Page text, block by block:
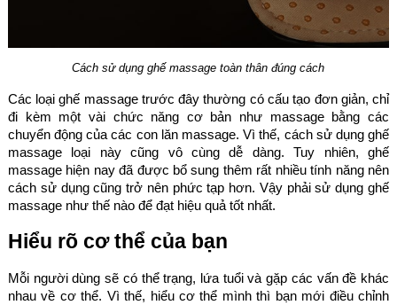
Cách sử dụng ghế massage toàn thân đúng cách
Các loại ghế massage trước đây thường có cấu tạo đơn giản, chỉ
đi kèm một vài chức năng cơ bản như massage bằng các
chuyển động của các con lăn massage. Vì thế, cách sử dụng ghế
massage loại này cũng vô cùng dễ dàng. Tuy nhiên, ghế
massage hiện nay đã được bổ sung thêm rất nhiều tính năng nên
cách sử dụng cũng trở nên phức tạp hơn. Vậy phải sử dụng ghế
massage như thế nào để đạt hiệu quả tốt nhất.
Hiểu rõ cơ thể của bạn
Mỗi người dùng sẽ có thể trạng, lứa tuổi và gặp các vấn đề khác
nhau về cơ thể. Vì thế, hiểu cơ thể mình thì bạn mới điều chỉnh